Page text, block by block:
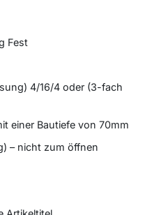
Fest
4/16/4 oder (3-fach
einer Bautiefe von 70mm
– nicht zum öffnen